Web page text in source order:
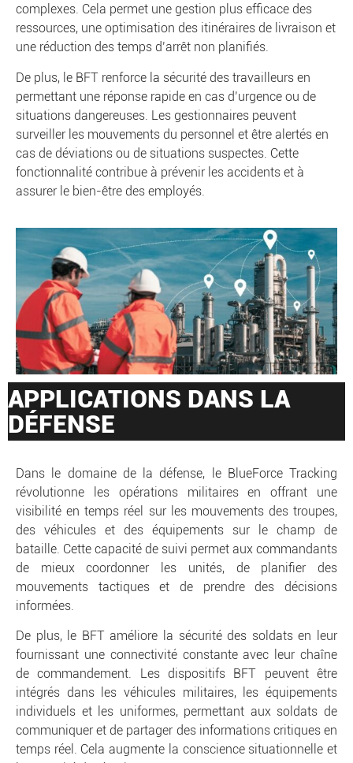
complexes. Cela permet une gestion plus efficace des
ressources, une optimisation des itinéraires de livraison et
une réduction des temps d’arrêt non planifiés.
De plus, le BFT renforce la sécurité des travailleurs en
permettant une réponse rapide en cas d’urgence ou de
situations dangereuses. Les gestionnaires peuvent
surveiller les mouvements du personnel et être alertés en
cas de déviations ou de situations suspectes. Cette
fonctionnalité contribue à prévenir les accidents et à
assurer le bien-être des employés.
APPLICATIONS DANS LA
DÉFENSE
Dans le domaine de la défense, le BlueForce Tracking
révolutionne les opérations militaires en offrant une
visibilité en temps réel sur les mouvements des troupes,
des véhicules et des équipements sur le champ de
bataille. Cette capacité de suivi permet aux commandants
de mieux coordonner les unités, de planifier des
mouvements tactiques et de prendre des décisions
informées.
De plus, le BFT améliore la sécurité des soldats en leur
fournissant une connectivité constante avec leur chaîne
de commandement. Les dispositifs BFT peuvent être
intégrés dans les véhicules militaires, les équipements
individuels et les uniformes, permettant aux soldats de
communiquer et de partager des informations critiques en
temps réel. Cela augmente la conscience situationnelle et